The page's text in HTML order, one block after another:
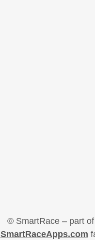
© SmartRace – part
SmartRaceApps.com